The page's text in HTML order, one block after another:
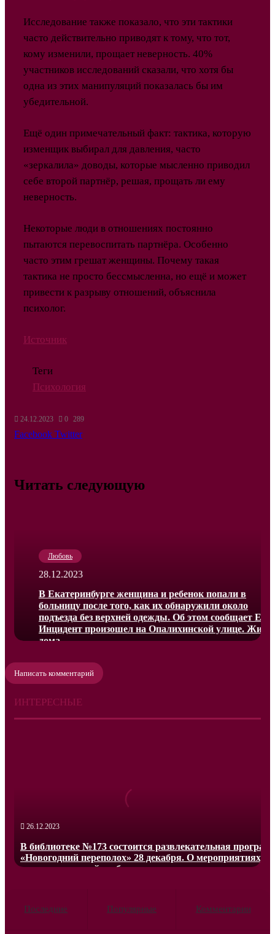
Исследование также показало, что эти тактики
часто действительно приводят к тому, что тот,
кому изменили, прощает неверность. 40%
участников исследований сказали, что хотя бы
одна из этих манипуляций показалась бы им
убедительной.
Ещё один примечательный факт: тактика, которую
изменщик выбирал для давления, часто
«зеркалила» доводы, которые мысленно приводил
себе второй партнёр, решая, прощать ли ему
неверность.
Некоторые люди в отношениях постоянно
пытаются перевоспитать партнёра. Особенно
часто этим грешат женщины. Почему такая
тактика не просто бессмысленна, но ещё и может
привести к разрыву отношений, объяснила
психолог.
Источник
Теги
Психология
24.12.2023 0 289
Facebook TwitterLinkedIn
Tumblr
Reddit
Вконтакте
Одноклассники
Skype
Messenger
Messenger
WhatsApp
Telegram
Viber
Line
Поделиться
Печатать
Читать следующую
Любовь
28.12.2023
В Екатеринбурге женщина и ребенок попали в
больницу после того, как их обнаружили около
подъезда без верхней одежды. Об этом сообщает Е1.
Инцидент произошел на Опалихинской улице.
дома…
Написать комментарий
ИНТЕРЕСНЫЕ
28
О
мероприятиях
рассказали
культурных
26.12.2023
В библиотеке №173 состоится развлекательная
«Новогодний переполох» 28 декабря. О мероприятиях
рассказали на сайте объединения культурных центров
Последние Популярные Комментарии